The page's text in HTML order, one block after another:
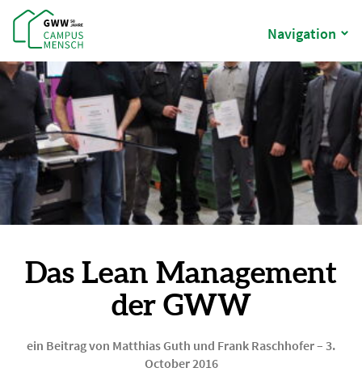
Navigation
Das Lean Management
der GWW
ein Beitrag von Matthias Guth und Frank Raschhofer– 3.
October 2016